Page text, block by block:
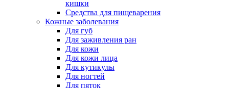
кишки
Средства для пищеварения
Кожные заболевания
Для губ
Для заживления ран
Для кожи
Для кожи лица
Для кутикулы
Для ногтей
Для пяток